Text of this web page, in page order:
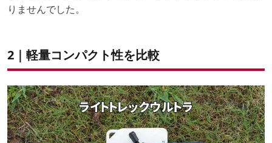
りませんでした。
2｜軽量コンパクト性を比較